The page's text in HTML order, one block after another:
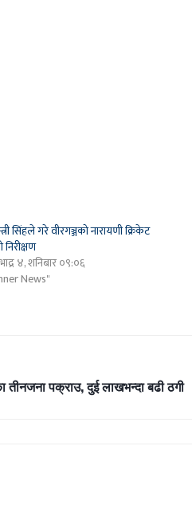
सिंहले गरे वीरगञ्जको नारायणी क्रिकेट
४, शनिबार ०९:०६
News"
तीनजना पक्राउ, दुई लाखभन्दा बढी ठगी